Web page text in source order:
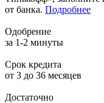
от банка. Подробнее
Одобрение
за 1-2 минуты
Срок кредита
от 3 до 36 месяцев
Достаточно